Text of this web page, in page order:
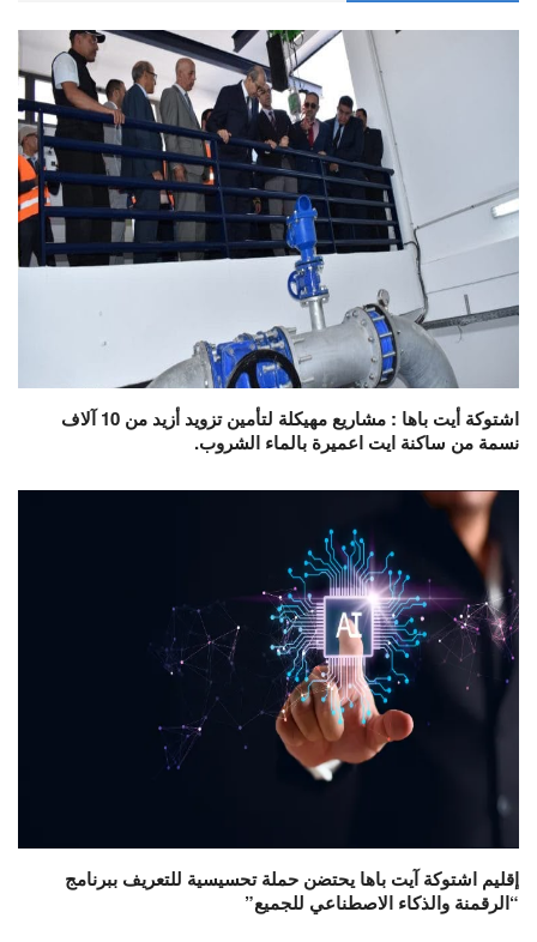
اشتوكة أيت باها : مشاريع مهيكلة لتأمين تزويد أزيد من 10 آلاف
نسمة من ساكنة ايت اعميرة بالماء الشروب.
إقليم اشتوكة آيت باها يحتضن حملة تحسيسية للتعريف ببرنامج
“الرقمنة والذكاء الاصطناعي للجميع”